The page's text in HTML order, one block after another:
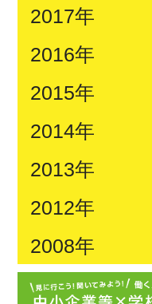
2017年
2016年
2015年
2014年
2013年
2012年
2008年